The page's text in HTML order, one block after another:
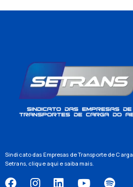
Sindicato das Empresas de Transporte de
Setrans, clique aqui e saiba mais.